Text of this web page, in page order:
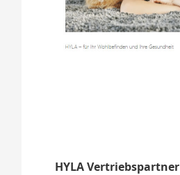
HYLA Vertriebspartner